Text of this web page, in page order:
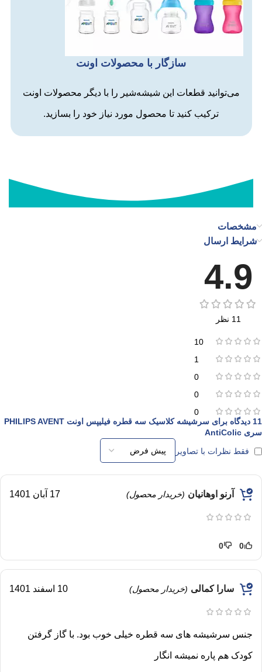
سازگار با محصولات اونت
می‌توانید قطعات این شیشه‌شیر را با دیگر محصولات اونت
ترکیب کنید تا محصول مورد نیاز خود را بسازید.
مشخصات
شرایط ارسال
4.9
11 نظر
10
1
0
0
0
11 دیدگاه برای
سرشیشه کلاسیک سه‌ قطره‌ فیلیپس اونت PHILIPS AVENT
سری AntiColic
فقط نظرات با تصاویر
آرنو اوهانیان (خریدار محصول) 17 آبان 1401
0
0
سارا کمالی (خریدار محصول) 10 اسفند 1401
جنس سرشیشه های سه قطره خیلی خوب بود. با گاز گرفتن
کودک هم پاره نمیشه انگار